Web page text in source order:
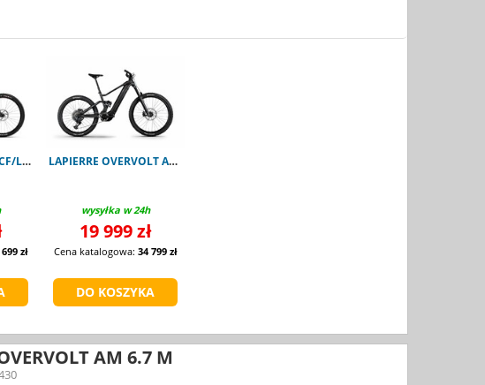
GHOST PATH RIOT CF/LC Advanced
zł
LAPIERRE OVERVOLT AM 9.8 800Wh
wysyłka w 24h
19 999 zł
Cena katalogowa: 34 799 zł
AM 6.7 M